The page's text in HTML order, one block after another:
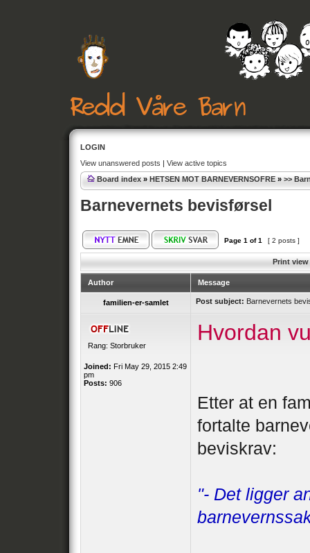
LOGIN
View unanswered posts | View active topics
Board index » HETSEN MOT BARNEVERNSOFRE » >>
Barnevernets bevisførsel
Page 1 of1 [ 2 posts ]
Print view
Author Message
familien-er-samlet Post subject: Barnevernets
Rang: Storbruker
Joined: Fri May 29, 2015 2:49
pm
Posts: 906
Hvordan
Etter at en
fortalte
beviskrav:
"- Det ligger